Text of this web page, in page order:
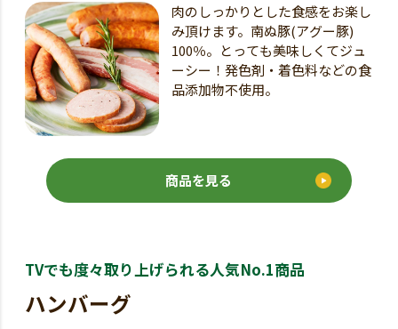
肉のしっかりとした食感をお楽し
み頂けます。南ぬ豚(アグー豚)
100％。とっても美味しくてジュ
ーシー！発色剤・着色料などの食
品添加物不使用。
商品を見る
TVでも度々取り上げられる人気No.1商品
ハンバーグ